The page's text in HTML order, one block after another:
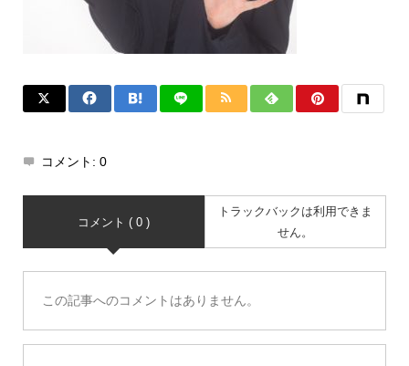
コメント: 0
コメント ( 0 )
トラックバックは利用できま
せん。
この記事へのコメントはありません。